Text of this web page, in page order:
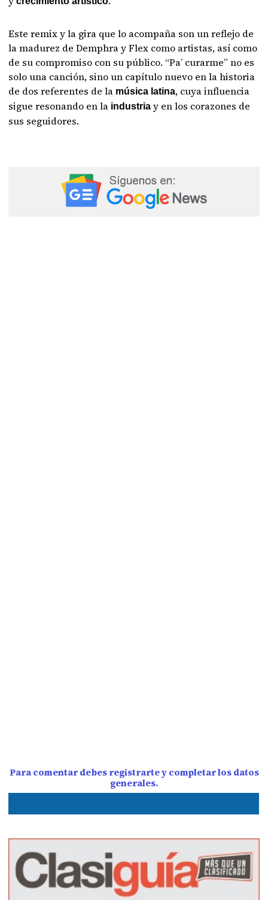
Este remix y la gira que lo acompaña son un reflejo de
la madurez de Demphra y Flex como artistas, así como
de su compromiso con su público. “Pa’ curarme” no es
solo una canción, sino un capítulo nuevo en la historia
de dos referentes de la música latina, cuya influencia
sigue resonando en la industriay en los corazones de
sus seguidores.
Para comentar debes registrarte y completar los datos
generales.